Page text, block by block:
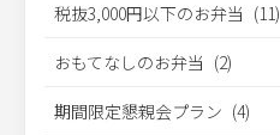
税抜3,000円以下のお弁当 (11)
おもてなしのお弁当 (2)
期間限定懇親会プラン (4)